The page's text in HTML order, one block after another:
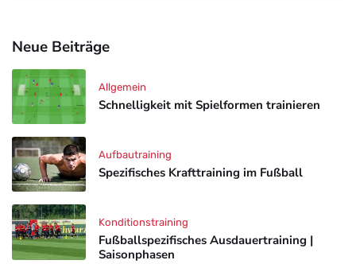
Neue Beiträge
Schnelligkeit mit Spielformen trainieren
Allgemein
Spezifisches Krafttraining im Fußball
Aufbautraining
Fußballspezifisches Ausdauertraining |
Saisonphasen
Konditionstraining